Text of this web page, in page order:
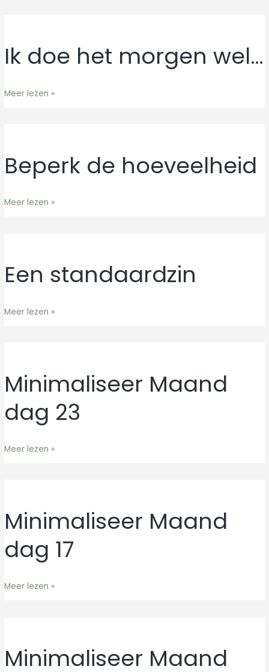
Ik doe het morgen wel…
Ik
doe
morgen
Meer lezen »
Beperk de hoeveelheid
Beperk
de
Meer lezen »
Een standaardzin
Een
standaardzin
Meer lezen »
Minimaliseer Maand
dag 23
Minimaliseer
Maand
dag
23
Meer lezen »
Minimaliseer Maand
dag 17
Minimaliseer
Maand
dag
17
Meer lezen »
Minimaliseer Maand
Minimaliseer
Maand